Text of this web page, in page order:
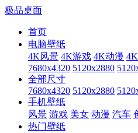
极品桌面
首页
电脑壁纸
4K风景 4K游戏 4K动漫
7680x4320 5120x2880
全部尺寸
7680x4320 5120x2880
手机壁纸
风景 游戏 美女 动漫 汽车
热门壁纸